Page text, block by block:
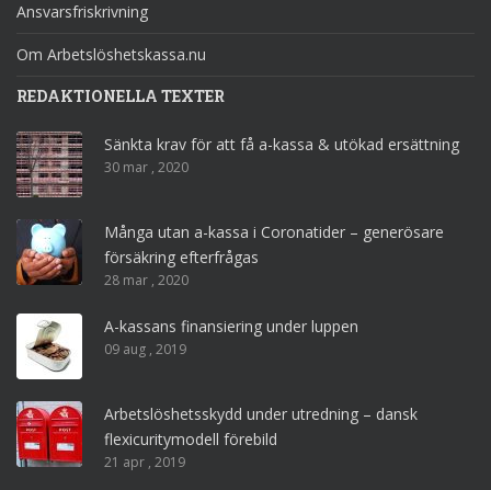
Ansvarsfriskrivning
Om Arbetslöshetskassa.nu
REDAKTIONELLA TEXTER
Sänkta krav för att få a-kassa & utökad ersättning
30 mar , 2020
Många utan a-kassa i Coronatider – generösare
försäkring efterfrågas
28 mar , 2020
A-kassans finansiering under luppen
09 aug , 2019
Arbetslöshetsskydd under utredning – dansk
flexicuritymodell förebild
21 apr , 2019